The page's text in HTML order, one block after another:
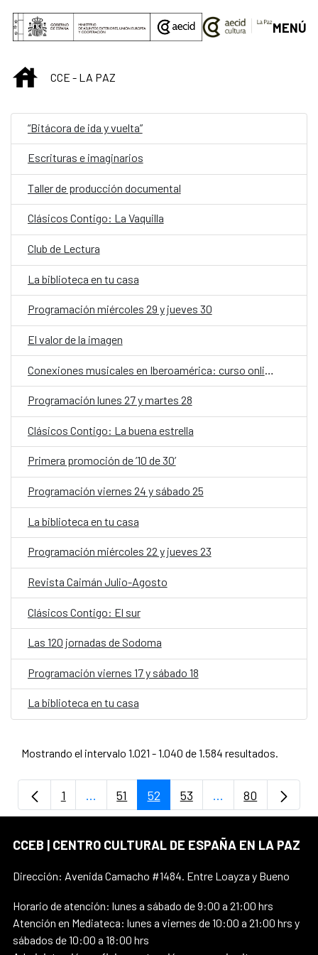
Saltar al contenido principal
MENÚ
INICIOCCE - LA PAZ
“Bitácora de ida y vuelta”
Escrituras e imaginarios
Taller de producción documental
Clásicos Contigo: La Vaquilla
Club de Lectura
La biblioteca en tu casa
Programación miércoles 29 y jueves 30
El valor de la imagen
Programación lunes 27 y martes 28
Clásicos Contigo: La buena estrella
Primera promoción de ’10 de 30’
Programación viernes 24 y sábado 25
La biblioteca en tu casa
Programación miércoles 22 y jueves 23
Revista Caimán Julio-Agosto
Clásicos Contigo: El sur
Las 120 jornadas de Sodoma
Programación viernes 17 y sábado 18
La biblioteca en tu casa
Mostrando el intervalo 1.021 - 1.040 de 1.584 resultados.
Página
1 ...Páginas intermedias Use TAB para
Página
51 Página
52 Página
53 ...PáginasPágina
80
CCEB | CENTRO CULTURAL DE ESPAÑA EN LA PAZ
Dirección: Avenida Camacho #1484. Entre Loayza y Bueno
Horario de atención: lunes a sábado de 9:00 a 21:00 hrs
Atención en Mediateca: lunes a viernes de 10:00 a 21:00 hrs y
sábados de 10:00 a 18:00 hrs